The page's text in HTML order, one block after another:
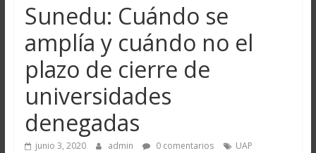
Sunedu: Cuándo se
amplía y cuándo no el
plazo de cierre de
universidades
denegadas
junio 3, 2020 admin 0 comentarios UAP